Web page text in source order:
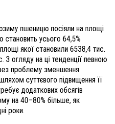
пшеницю посіяли на площі
становить усього 64,5%
площі якої становили 6538,4 тис.
З огляду на ці тенденції певною
проблему зменшення
суттєвого підвищення її
додаткових обсягів
на 40–80% більше, як
роки.